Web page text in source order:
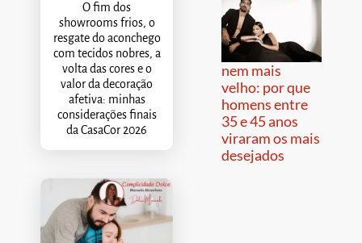
O fim dos
showrooms frios, o
resgate do aconchego
com tecidos nobres, a
volta das cores e o
valor da decoração
afetiva: minhas
considerações finais
da CasaCor 2026
nem mais
velho: por que
homens entre
35 e 45 anos
viraram os mais
desejados